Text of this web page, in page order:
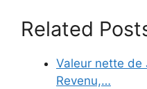
Related
Valeur nette de
Revenu,…